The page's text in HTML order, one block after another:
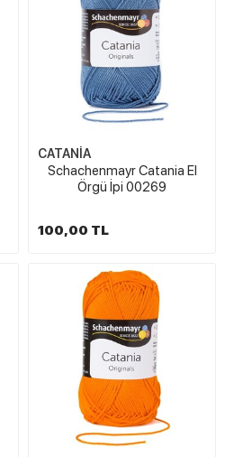
CATANİA
Schachenmayr Catania El
Örgü İpi 00269
100,00 TL